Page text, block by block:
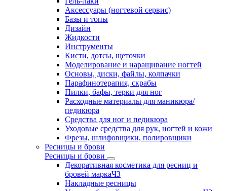
Аксессуары (ногтевой сервис)
Базы и топы
Дизайн
Жидкости
Инструменты
Кисти, дотсы, щеточки
Моделирование и наращивание ногтей
Основы, диски, файлы, колпачки
Парафинотерапия, скрабы
Пилки, бафы, терки для ног
Расходные материалы для маникюра/
педикюра
Средства для ног и педикюра
Уходовые средства для рук, ногтей и кожи
Фрезы, шлифовщики, полировщики
Ресницы и брови
Ресницы и брови
Декоративная косметика для ресниц и
бровей маркаЧЗ
Накладные ресницы